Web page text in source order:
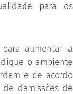
para os
aumentar a
o ambiente
e de acordo
demissões de